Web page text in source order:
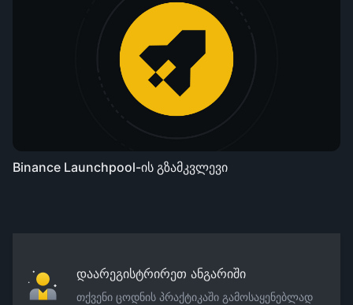
Binance Launchpool-ის გზამკვლევი
დაარეგისტრირეთ ანგარიში
თქვენი ცოდნის პრაქტიკაში გამოსაყენებლად